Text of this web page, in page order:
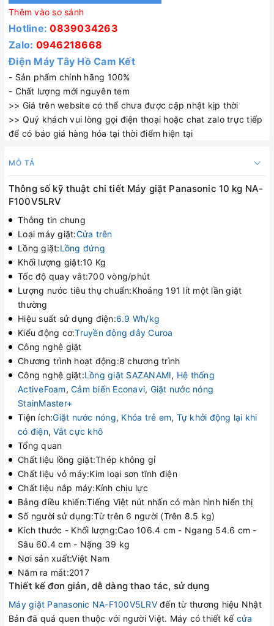
Thêm vào so sánh
Hotline:0839034263
Zalo: 0946218668
Điện Máy Tây Hồ Cam Kết
- Sản phẩm chính hãng 100%
- Chất lượng mới nguyên tem
>> Giá trên website có thể chưa được cập nhật kịp thời
>> Quý khách vui lòng gọi điện thoại hoặc chat zalo trực tiếp
để có báo giá hàng hóa tại thời điểm hiện tại
MÔ TẢ
Thông số kỹ thuật chi tiết Máy giặt Panasonic 10 kg NA-
F100V5LRV
Thông tin chung
Loại máy giặt:Cửa trên
Lồng giặt:Lồng đứng
Khối lượng giặt:10 Kg
Tốc độ quay vắt:700 vòng/phút
Lượng nước tiêu thụ chuẩn:Khoảng 191 lít một lần giặt
thường
Hiệu suất sử dụng điện:6.9 Wh/kg
Kiểu động cơ:Truyền động dây Curoa
Công nghệ giặt
Chương trình hoạt động:8 chương trình
Công nghệ giặt:Lồng giặt SAZANAMI, Hệ thống
ActiveFoam, Cảm biến Econavi, Giặt nước nóng
StainMaster+
Tiện ích:Giặt nước nóng, Khóa trẻ em, Tự khởi động lại khi
có điện,Vắt cực khô
Tổng quan
Chất liệu lồng giặt:Thép không gỉ
Chất liệu vỏ máy:Kim loại sơn tĩnh điện
Chất liệu nắp máy:Kính chịu lực
Bảng điều khiển:Tiếng Việt nút nhấn có màn hình hiển thị
Số người sử dụng:Từ trên 6 người (Trên 8.5 kg)
Kích thước - Khối lượng:Cao 106.4 cm - Ngang 54.6 cm -
Sâu 60.4 cm - Nặng 39 kg
Nơi sản xuất:Việt Nam
Năm ra mắt:2017
Thiết kế đơn giản, dễ dàng thao tác, sử dụng
Máy giặt Panasonic NA-F100V5LRVđến từ thương hiệu Nhật
Bản đã quá quen thuộc với người Việt. Máy có thiết kế cửa